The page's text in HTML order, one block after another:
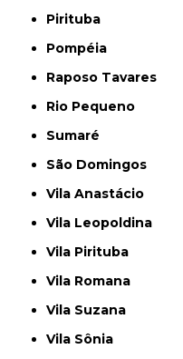
Pirituba
Pompéia
Raposo Tavares
Rio Pequeno
Sumaré
São Domingos
Vila Anastácio
Vila Leopoldina
Vila Pirituba
Vila Romana
Vila Suzana
Vila Sônia